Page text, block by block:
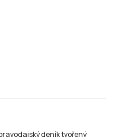
deník tvořený